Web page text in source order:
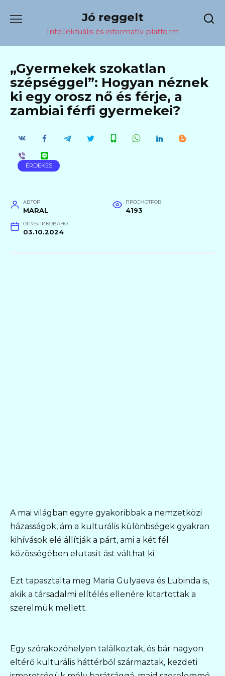
содержанию
Jó reggelt
Intellektuális és informatív platform
„Gyermekek szokatlan
szépséggel”: Hogyan néznek
ki egy orosz nő és férje, a
zambiai férfi gyermekei?
ÉRDEKES
АВТОР
MARAL
ПРОСМОТРОВ
4193
ОПУБЛИКОВАНО
03.10.2024
A mai világban egyre gyakoribbak a nemzetközi
házasságok, ám a kulturális különbségek gyakran
kihívások elé állítják a párt, ami a két fél
közösségében elutasít ást válthat ki.
Ezt tapasztalta meg Maria Gulyaeva és Lubinda is,
akik a társadalmi elítélés ellenére kitartottak a
szerelmük mellett.
Egy szórakozóhelyen találkoztak, és bár nagyon
eltérő kulturális háttérből származtak, kezdeti